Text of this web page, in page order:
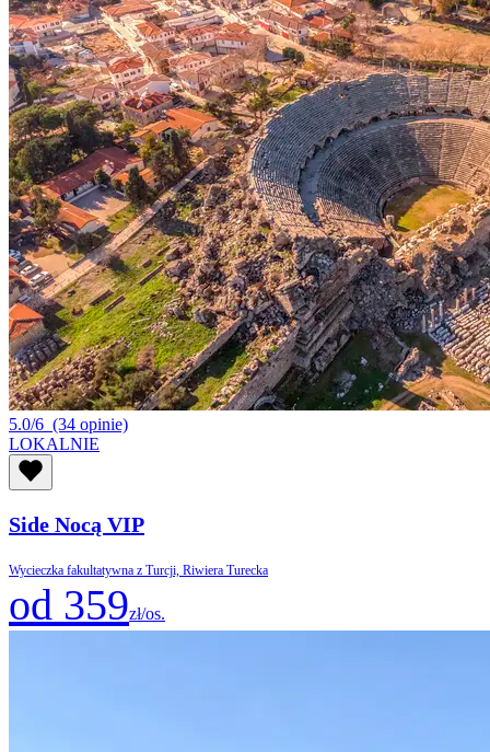
5.0/6 (34 opinie)
LOKALNIE
Side Nocą VIP
Wycieczka fakultatywna z Turcji, Riwiera Turecka
od 359zł/os.